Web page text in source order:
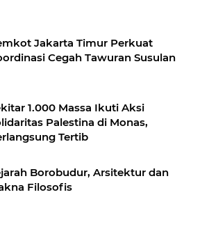
Jakarta Timur Perkuat
Cegah Tawuran Susulan
1.000 Massa Ikuti Aksi
Palestina di Monas,
Tertib
Borobudur, Arsitektur dan
Filosofis